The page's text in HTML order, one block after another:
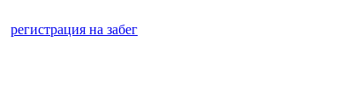
регистрация на забег